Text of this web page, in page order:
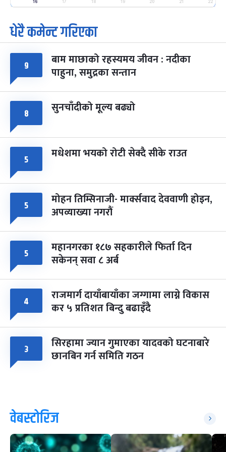
मंगल फाल्गुन २५, २०८३ Mar 9, 2027
७
आइत
पूर्णिमा व्रत
चैत्र ७, २०८३-Mar 21, 2027
८ फागुपूर्णिमा
चैत्र ८, २०८३-Mar 22, 2027
७ महिना बाँकी
16 17 18 19 20 21 22
धेरै कमेन्ट गरिएका
९ बाम माछाको रहस्यमय जीवन : नदीका
पाहुना, समुद्रका सन्तान
८ सुनचाँदीको मूल्य बढ्यो
५ मधेशमा भयको रोटी सेक्दै सीके राउत
५ मोहन तिम्सिनाजी- मार्क्सवाद देववाणी होइन,
अपव्याख्या नगरौं
५ महानगरका १८७ सहकारीले फिर्ता दिन
सकेनन् सवा ८ अर्ब
४ राजमार्ग दायाँबायाँका जग्गामा लाग्ने विकास
कर ५ प्रतिशत बिन्दु बढाइँदै
३ सिरहामा ज्यान गुमाएका यादवको घटनाबारे
छानबिन गर्न समिति गठन
वेबस्टोरिज